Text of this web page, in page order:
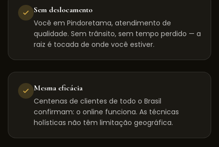
Sem deslocamento
Você em Pindoretama, atendimento de
qualidade. Sem trânsito, sem tempo perdido — a
raiz é tocada de onde você estiver.
Mesma eficácia
Centenas de clientes de todo o Brasil
confirmam: o online funciona. As técnicas
holísticas não têm limitação geográfica.